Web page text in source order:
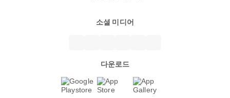
소셜 미디어
다운로드